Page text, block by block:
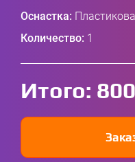
Оснастка:
Количество: 1
Итого: 800